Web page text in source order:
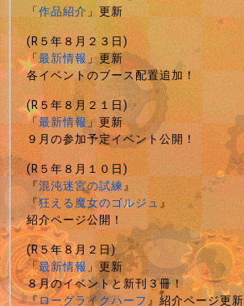
「作品紹介」更新
(R５年８月２３日)
「最新情報」更新
各イベントのブース配置追加！
(R５年８月２１日)
「最新情報」更新
９月の参加予定イベント公開！
(R５年８月１０日)
『混沌迷宮の試練』
『狂える魔女のゴルジュ』
紹介ページ公開！
(R５年８月２日)
「最新情報」更新
８月のイベントと新刊３冊！
『ローグライクハーフ』紹介ページ更新